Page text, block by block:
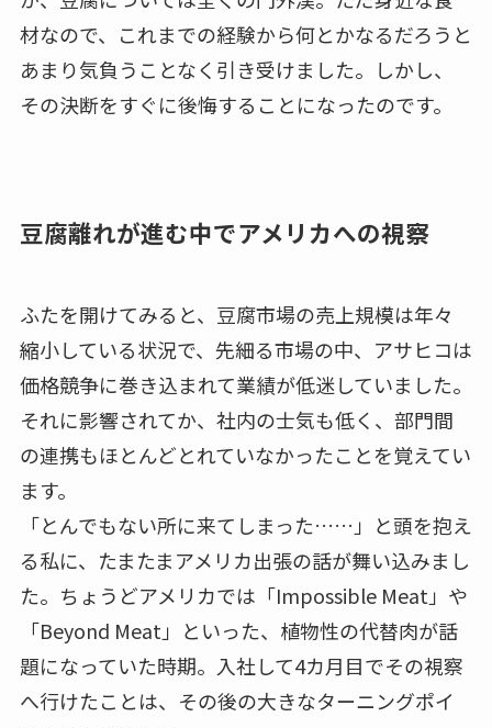
材なので、これまでの経験から何とかなるだろうと
あまり気負うことなく引き受けました。しかし、
その決断をすぐに後悔することになったのです。
豆腐離れが進む中でアメリカへの視察
ふたを開けてみると、豆腐市場の売上規模は年々
縮小している状況で、先細る市場の中、アサヒコは
価格競争に巻き込まれて業績が低迷していました。
それに影響されてか、社内の士気も低く、部門間
の連携もほとんどとれていなかったことを覚えてい
ます。
「とんでもない所に来てしまった……」と頭を抱え
る私に、たまたまアメリカ出張の話が舞い込みまし
た。ちょうどアメリカでは「Impossible Meat」や
「Beyond Meat」といった、植物性の代替肉が話
題になっていた時期。入社して4カ月目でその視察
へ行けたことは、その後の大きなターニングポイ